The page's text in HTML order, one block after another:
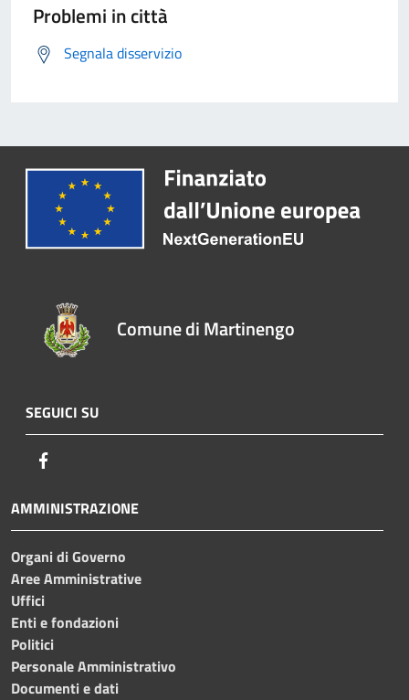
Problemi in città
Segnala disservizio
Comune di Martinengo
SEGUICI SU
AMMINISTRAZIONE
Organi di Governo
Aree Amministrative
Uffici
Enti e fondazioni
Politici
Personale Amministrativo
Documenti e dati